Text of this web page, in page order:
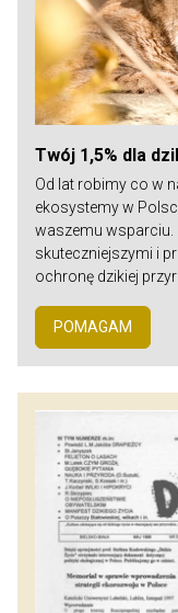
Twój 1,5% dla
Od lat robimy co w
ekosystemy w
waszemu wsparciu.
skuteczniejszymi i
ochronę dzikiej
POMAGAM